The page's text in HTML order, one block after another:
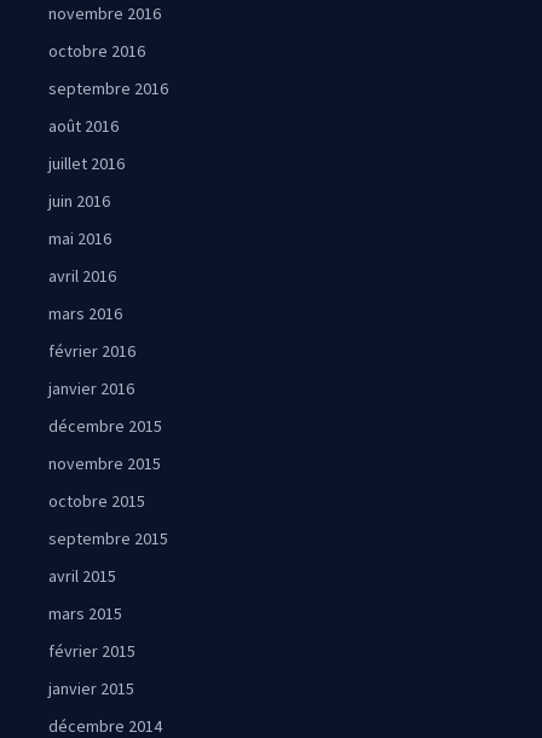
novembre 2016
octobre 2016
septembre 2016
août 2016
juillet 2016
juin 2016
mai 2016
avril 2016
mars 2016
février 2016
janvier 2016
décembre 2015
novembre 2015
octobre 2015
septembre 2015
avril 2015
mars 2015
février 2015
janvier 2015
décembre 2014